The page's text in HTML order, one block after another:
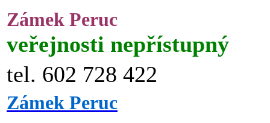
Zámek Peruc
veřejnosti nepřístupný
tel. 602 728 422
Zámek Peruc